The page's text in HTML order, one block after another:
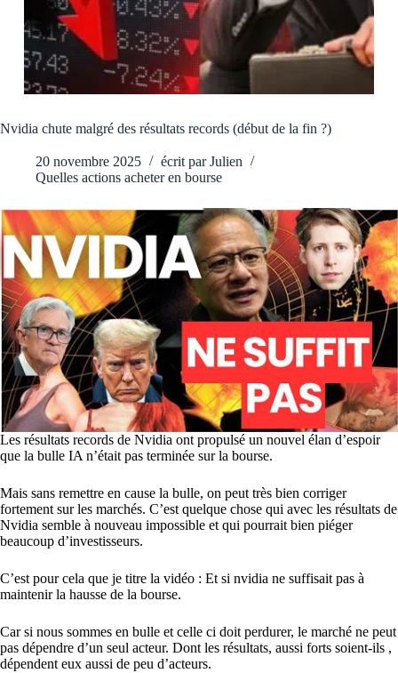
Nvidia chute malgré des résultats records (début de la fin ?)
20 novembre 2025 écrit par Julien
Quelles actions acheter en bourse
Les résultats records de Nvidia ont propulsé un nouvel élan d’espoir
que la bulle IA n’était pas terminée sur la bourse.
Mais sans remettre en cause la bulle, on peut très bien corriger
fortement sur les marchés. C’est quelque chose qui avec les résultats de
Nvidia semble à nouveau impossible et qui pourrait bien piéger
beaucoup d’investisseurs.
C’est pour cela que je titre la vidéo : Et si nvidia ne suffisait pas à
maintenir la hausse de la bourse.
Car si nous sommes en bulle et celle ci doit perdurer, le marché ne peut
pas dépendre d’un seul acteur. Dont les résultats, aussi forts soient-ils ,
dépendent eux aussi de peu d’acteurs.